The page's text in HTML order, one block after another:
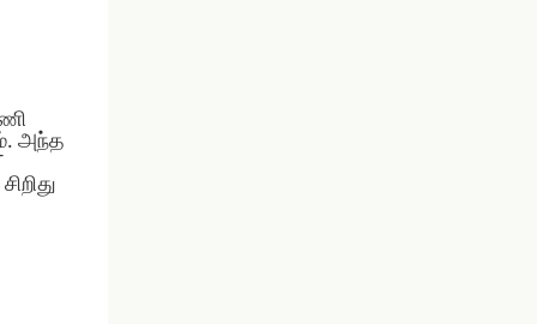
அந்த